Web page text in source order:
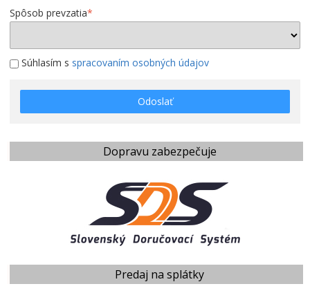
Spôsob prevzatia*
Súhlasím s spracovaním osobných údajov
Odoslať
Dopravu zabezpečuje
Predaj na splátky